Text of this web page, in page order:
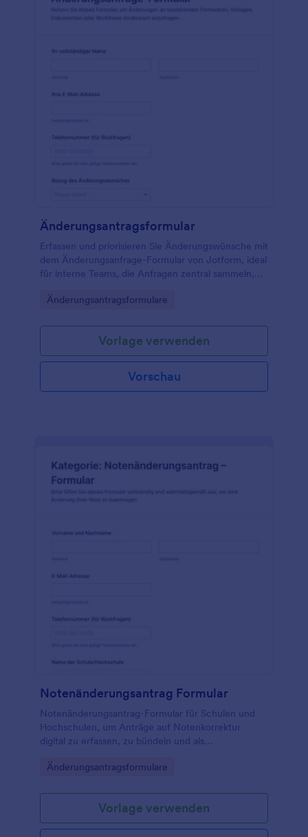
Änderungsantragsformular
Erfassen und priorisieren Sie Änderungswünsche mit
dem Änderungsanfrage-Formular von Jotform, ideal
für interne Teams, die Anfragen zentral sammeln,
machen möchten.
Go to Category:
Änderungsantragsformulare
Vorlage verwenden
Vorschau
Notenänderungsantrag Formular
Notenänderungsantrag-Formular für Schulen und
Hochschulen, um Anträge auf Notenkorrektur
digital zu erfassen, zu bündeln und als
Bearbeitung bereitzuhalten.
Go to Category:
Änderungsantragsformulare
Vorlage verwenden